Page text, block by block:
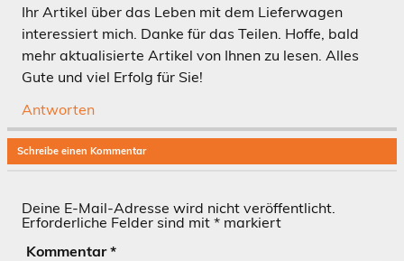
Ihr Artikel über das Leben mit dem Lieferwagen
interessiert mich. Danke für das Teilen. Hoffe, bald
mehr aktualisierte Artikel von Ihnen zu lesen. Alles
Gute und viel Erfolg für Sie!
Antworten
Schreibe einen Kommentar
Deine E-Mail-Adresse wird nicht veröffentlicht.
Erforderliche Felder sind mit * markiert
Kommentar*